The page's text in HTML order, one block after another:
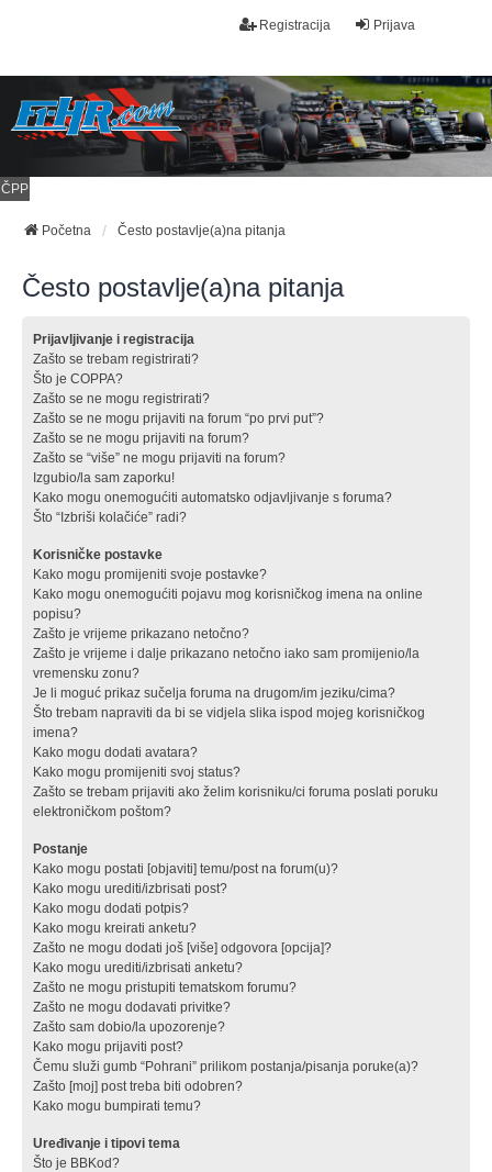
Prijava
Registracija
ČPP
Početna Često postavlje(a)na pitanja
Često postavlje(a)na pitanja
Prijavljivanje i registracija
Zašto se trebam registrirati?
Što je COPPA?
Zašto se ne mogu registrirati?
Zašto se ne mogu prijaviti na forum “po prvi put”?
Zašto se ne mogu prijaviti na forum?
Zašto se “više” ne mogu prijaviti na forum?
Izgubio/la sam zaporku!
Kako mogu onemogućiti automatsko odjavljivanje s foruma?
Što “Izbriši kolačiće” radi?
Korisničke postavke
Kako mogu promijeniti svoje postavke?
Kako mogu onemogućiti pojavu mog korisničkog imena na online
popisu?
Zašto je vrijeme prikazano netočno?
Zašto je vrijeme i dalje prikazano netočno iako sam promijenio/la
vremensku zonu?
Je li moguć prikaz sučelja foruma na drugom/im jeziku/cima?
Što trebam napraviti da bi se vidjela slika ispod mojeg korisničkog
imena?
Kako mogu dodati avatara?
Kako mogu promijeniti svoj status?
Zašto se trebam prijaviti ako želim korisniku/ci foruma poslati poruku
elektroničkom poštom?
Postanje
Kako mogu postati [objaviti] temu/post na forum(u)?
Kako mogu urediti/izbrisati post?
Kako mogu dodati potpis?
Kako mogu kreirati anketu?
Zašto ne mogu dodati još [više] odgovora [opcija]?
Kako mogu urediti/izbrisati anketu?
Zašto ne mogu pristupiti tematskom forumu?
Zašto ne mogu dodavati privitke?
Zašto sam dobio/la upozorenje?
Kako mogu prijaviti post?
Čemu služi gumb “Pohrani” prilikom postanja/pisanja poruke(a)?
Zašto [moj] post treba biti odobren?
Kako mogu bumpirati temu?
Uređivanje i tipovi tema
Što je BBKod?